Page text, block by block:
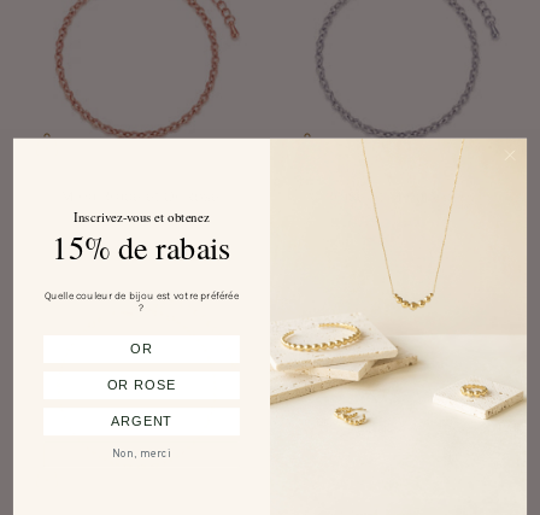
$38.00 CAD
Bracelet Mina Argent
$38.00 CAD
Inscrivez-vous et obtenez
15% de rabais
Quelle couleur de bijou est votre préférée
?
OR
OR ROSE
ARGENT
Non, merci